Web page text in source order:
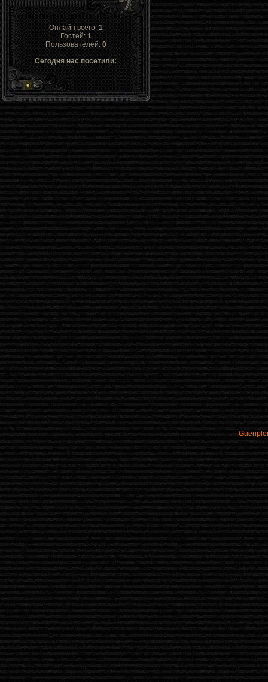
Онлайн всего:1
Гостей:1
Пользователей:0
Сегодня нас посетили: